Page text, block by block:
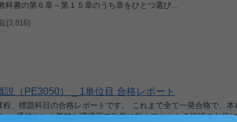
書の第６章～第１５章のうち章をひとつ選び...
(3,816)
説（PE3050） _ 1単位目 合格レポート
、標題科目の合格レポートです。 これまで全て一発合格で、本
。 通信という孤独な環境下で勉学に励んでおられる皆様のお役